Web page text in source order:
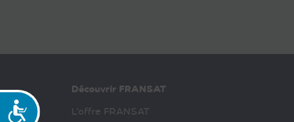
Accessibilité
Découvrir FRANSAT
L’offre FRANSAT